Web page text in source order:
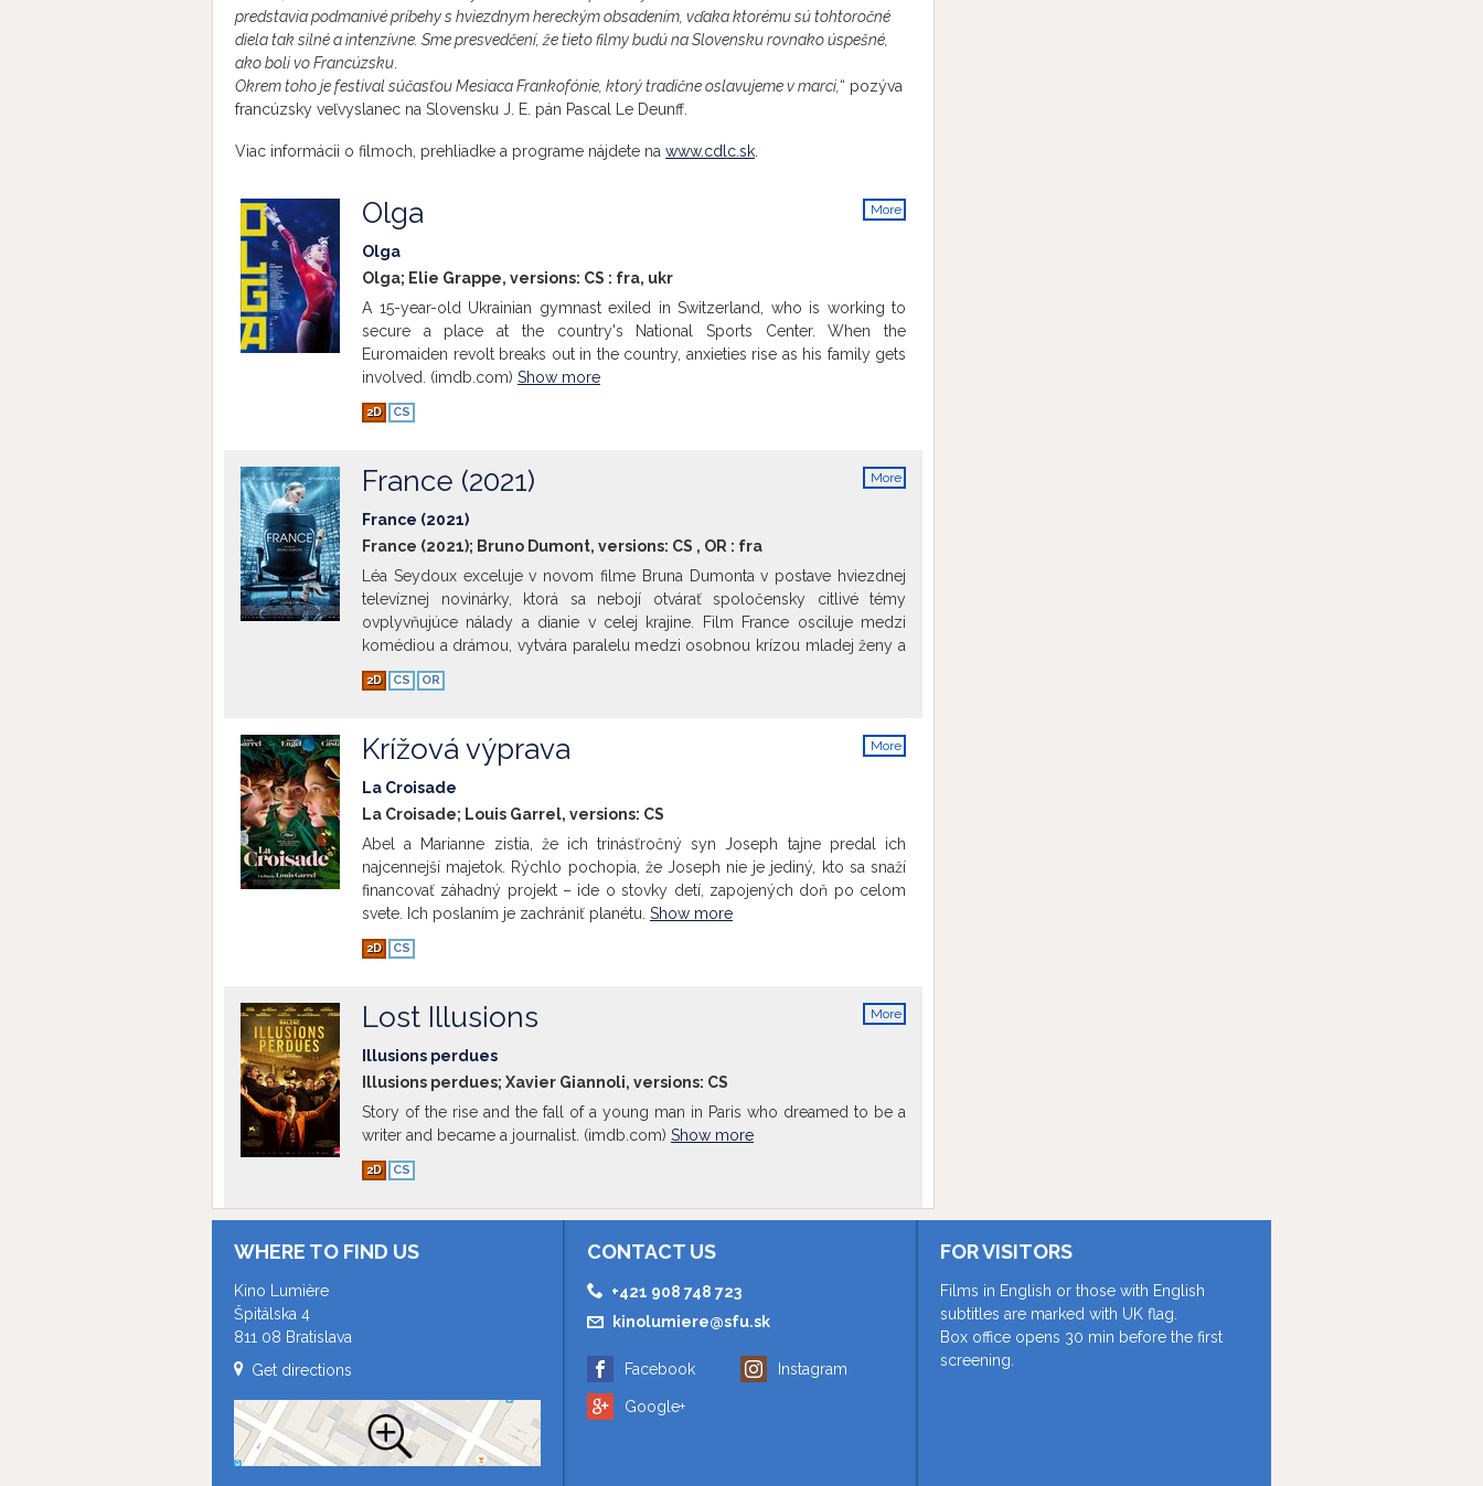
predstavia podmanivé príbehy s hviezdnym hereckým obsadením, vďaka ktorému sú tohtoročné
diela tak silné a intenzívne. Sme presvedčení, že tieto filmy budú na Slovensku rovnako úspešné,
ako boli vo Francúzsku
Okrem toho je festival súčasťou Mesiaca Frankofónie, ktorý tradične oslavujeme v marci, “ pozýva
francúzsky veľvyslanec na Slovensku J. E. pán Pascal Le Deunff.
Viac informácii o filmoch, prehliadke a programe nájdete na www.cdlc.sk
More
Olga
Olga
Olga; Elie Grappe, versions: CS : fra, ukr
A 15-year-old Ukrainian gymnast exiled in Switzerland, who is working to
secure a place at the country's National Sports Center. When the
Euromaiden revolt breaks out in the country, anxieties rise as his family gets
involved. (imdb.com) Show more
2D CS
More
France (2021)
France (2021)
France (2021); Bruno Dumont, versions: CS , OR : fra
Léa Seydoux exceluje v novom filme Bruna Dumonta v postave hviezdnej
televíznej novinárky, ktorá sa nebojí otvárať spoločensky citlivé témy
ovplyvňujúce nálady a dianie v celej krajine. Film France osciluje medzi
komédiou a drámou, vytvára paralelu medzi osobnou krízou mladej ženy a
obrazom súčasného Francúzska, pričom sa nevzdáva satirického pohľadu
na fungovania televízneho spravodajstva.
2D CS OR
More
Krížová výprava
La Croisade
La Croisade; Louis Garrel, versions: CS
Abel a Marianne zistia, že ich trinásťročný syn Joseph tajne predal ich
najcennejší majetok. Rýchlo pochopia, že Joseph nie je jediný, kto sa snaží
financovať záhadný projekt – ide o stovky detí, zapojených doň po celom
svete. Ich poslaním je zachrániť planétu. Show more
2D CS
More
Lost Illusions
Illusions perdues
Illusions perdues; Xavier Giannoli, versions: CS
Story of the rise and the fall of a young man in Paris who dreamed to be a
writer and became a journalist. (imdb.com) Show more
2D CS
WHERE TO FIND US
Kino Lumière
Špitálska 4
811 08 Bratislava
Get directions
CONTACT US
+421 908 748 723
kinolumiere@sfu.sk
Facebook
Google+
Instagram
FOR VISITORS
Films in English or those with English
subtitles are marked with UK flag.
Box office opens 30 min before the first
screening.